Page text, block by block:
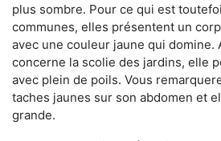
plus sombre. Pour ce qui est
communes, elles présentent un
avec une couleur jaune qui domine.
concerne la scolie des jardins, elle
avec plein de poils. Vous
taches jaunes sur son abdomen et
grande.